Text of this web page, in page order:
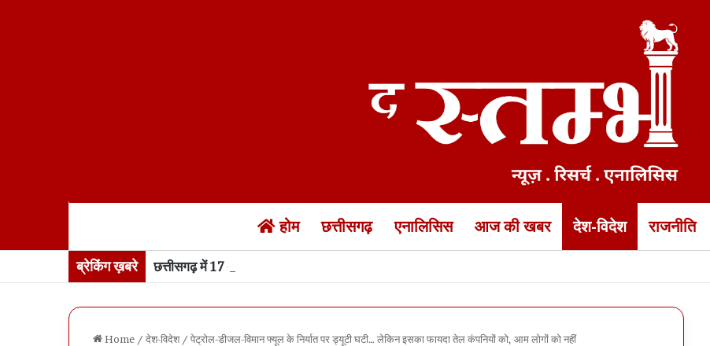
होम छत्तीसगढ़ एनालिसिस आज की खबर देश-विदेश राजनीति
ब्रेकिंग ख़बरे छत्तीसगढ़ में 17 अगस्त तक “हर घर तिरंगा” अभियान… राष्ट्रध्वज के साथ सेल्फी अपलोड कर सकेंगे सरकारी पोर्टल पर
Home / देश-विदेश / पेट्रोल-डीजल-विमान फ्यूल के निर्यात पर ड्यूटी घटी… लेकिन इसका फायदा तेल कंपनियों को, आम लोगों को नहीं